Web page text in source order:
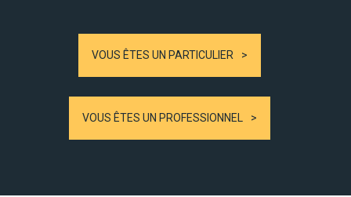
VOUS ÊTES UN PARTICULIER
VOUS ÊTES UN PROFESSIONNEL